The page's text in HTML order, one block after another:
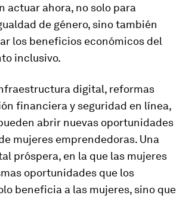
actuar ahora, no solo para
de género, sino también
los beneficios económicos del
inclusivo.
digital, reformas
financiera y seguridad en línea,
abrir nuevas oportunidades
mujeres emprendedoras. Una
próspera, en la que las mujeres
oportunidades que los
beneficia a las mujeres, sino que